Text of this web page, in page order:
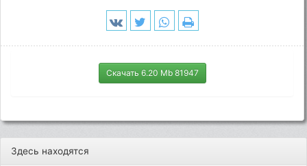
Скачать 6.20 Mb 81947
Здесь находятся